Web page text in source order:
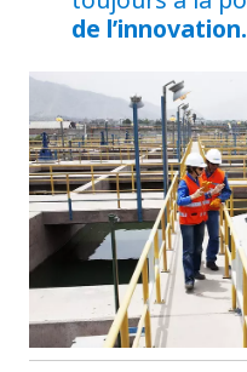
de l’innovation.